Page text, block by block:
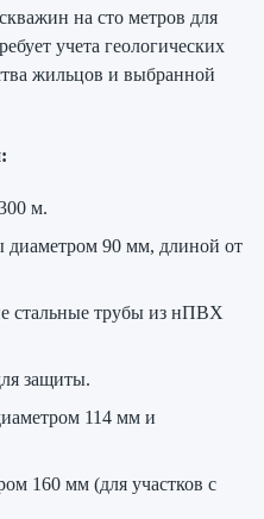
на сто метров для
учета геологических
жильцов и выбранной
м.
диаметром 90 мм, длиной от
стальные трубы из нПВХ
защиты.
114 мм и
160 мм (для участков с